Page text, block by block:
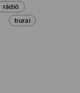
rádió
burai